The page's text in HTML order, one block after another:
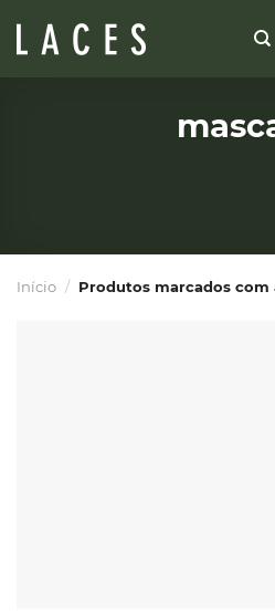
Início / Produtos marcados com